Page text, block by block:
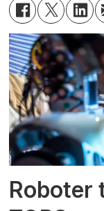
Roboter